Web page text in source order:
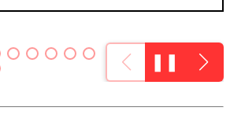
❚❚